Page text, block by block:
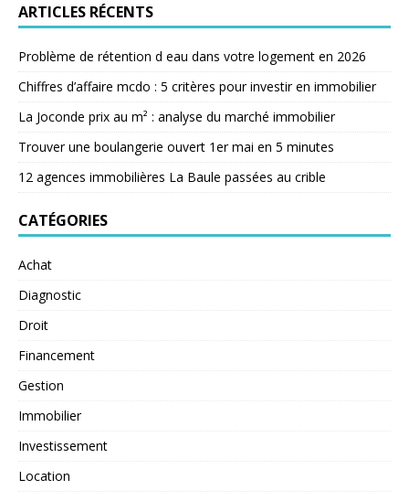
ARTICLES RÉCENTS
Problème de rétention d eau dans votre logement en 2026
Chiffres d’affaire mcdo : 5 critères pour investir en immobilier
La Joconde prix au m² : analyse du marché immobilier
Trouver une boulangerie ouvert 1er mai en 5 minutes
12 agences immobilières La Baule passées au crible
CATÉGORIES
Achat
Diagnostic
Droit
Financement
Gestion
Immobilier
Investissement
Location